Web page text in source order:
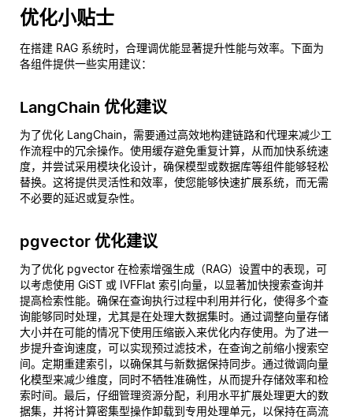
优化小贴士
在搭建 RAG 系统时，合理调优能显著提升性能与效率。下面为
各组件提供一些实用建议：
LangChain 优化建议
为了优化 LangChain，需要通过高效地构建链路和代理来减少工
作流程中的冗余操作。使用缓存避免重复计算，从而加快系统速
度，并尝试采用模块化设计，确保模型或数据库等组件能够轻松
替换。这将提供灵活性和效率，使您能够快速扩展系统，而无需
不必要的延迟或复杂性。
pgvector 优化建议
为了优化 pgvector 在检索增强生成（RAG）设置中的表现，可
以考虑使用 GiST 或 IVFFlat 索引向量，以显著加快搜索查询并
提高检索性能。确保在查询执行过程中利用并行化，使得多个查
询能够同时处理，尤其是在处理大数据集时。通过调整向量存储
大小并在可能的情况下使用压缩嵌入来优化内存使用。为了进一
步提升查询速度，可以实现预过滤技术，在查询之前缩小搜索空
间。定期重建索引，以确保其与新数据保持同步。通过微调向量
化模型来减少维度，同时不牺牲准确性，从而提升存储效率和检
索时间。最后，仔细管理资源分配，利用水平扩展处理更大的数
据集，并将计算密集型操作卸载到专用处理单元，以保持在高流